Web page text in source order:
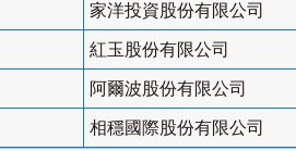
家洋投資股份有限公司
紅玉股份有限公司
阿爾波股份有限公司
相穩國際股份有限公司